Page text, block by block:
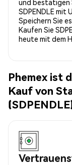
und bestätigen
SDPENDLE mit
Speichern Sie
Kaufen Sie
heute mit dem
Phemex ist
Kauf von